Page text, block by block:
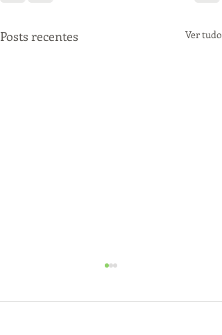
Posts recentes Ver tudo